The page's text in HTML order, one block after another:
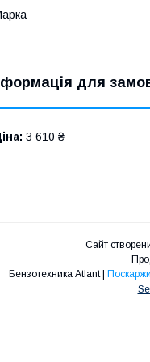
для
3 610 ₴
Сайт
Бензотехника Atlant |